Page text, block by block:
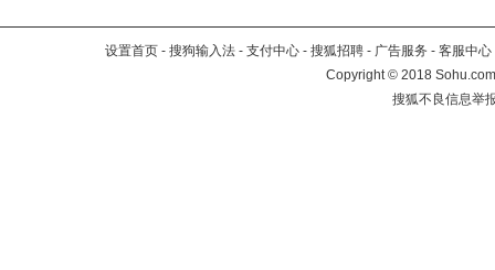
设置首页 - 搜狗输入法 - 支付中心 - 搜狐招聘 - 广告服务 - 客服中心
Copyright©2018
搜狐不良信息举